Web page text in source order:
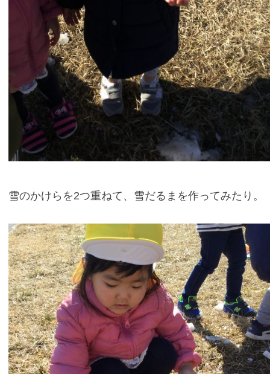
雪のかけらを2つ重ねて、雪だるまを作ってみたり。